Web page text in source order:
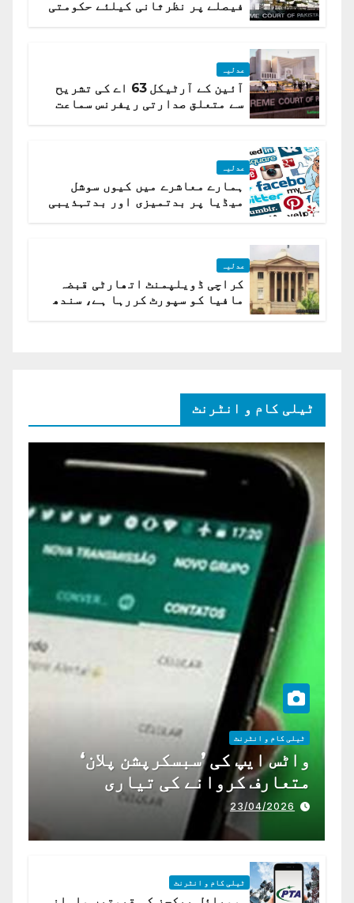
فیصلے پر نظرثانی کیلئے حکومتی
عدلیہ
آئین کے آرٹیکل 63 اے کی تشریح
سے متعلق صدارتی ریفرنس سماعت
عدلیہ
ہمارے معاشرے میں کیوں سوشل
میڈیا پر بدتمیزی اور بدتہذیبی
عدلیہ
کراچی ڈویلپمنٹ اتھارٹی قبضہ
مافیا کو سپورٹ کررہا ہے، سندھ
ٹیلی کام و انٹرنٹ
ٹیلی کام و انٹرنٹ
واٹس ایپ کی ’سبسکرپشن پلان‘
متعارف کروانے کی تیاری
23/04/2026
ٹیلی کام و انٹرنٹ